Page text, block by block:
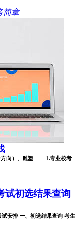
简章
方向）、雕塑 1.专业校考
试初选结果查询
安排 一、初选结果查询 考生